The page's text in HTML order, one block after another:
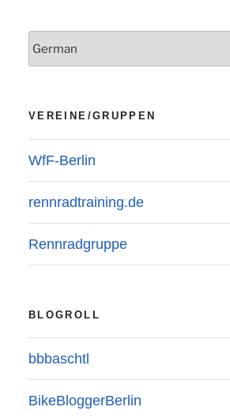
VEREINE/GRUPPEN
WfF-Berlin
rennradtraining.de
Rennradgruppe
BLOGROLL
bbbaschtl
BikeBloggerBerlin